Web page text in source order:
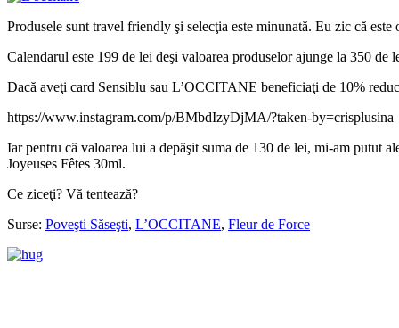
Produsele sunt travel friendly şi selecţia este minunată. Eu zic că
Calendarul este 199 de lei deşi valoarea produselor ajunge la 350 de
Dacă aveţi card Sensiblu sau L’OCCITANE beneficiaţi de 10%
https://www.instagram.com/p/BMbdIzyDjMA/?taken-by=crisplusina
Iar pentru că valoarea lui a depăşit suma de 130 de lei, mi-am putut
Joyeuses Fêtes 30ml.
Ce ziceţi? Vă tentează?
Surse: Poveşti Săseşti, L’OCCITANE, Fleur de Force